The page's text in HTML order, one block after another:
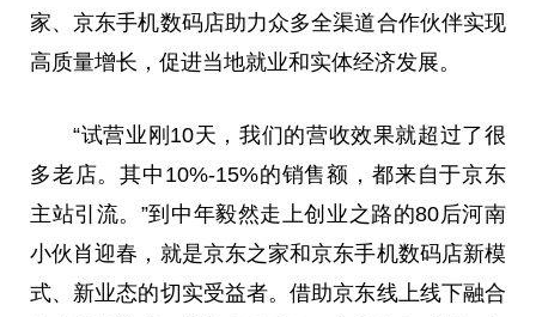
家、京东手机数码店助力众多全渠道合作伙伴实现
高质量增长，促进当地就业和实体经济发展。
“试营业刚10天，我们的营收效果就超过了很
多老店。其中10%-15%的销售额，都来自于京东
主站引流。”到中年毅然走上创业之路的80后河南
小伙肖迎春，就是京东之家和京东手机数码店新模
式、新业态的切实受益者。借助京东线上线下融合